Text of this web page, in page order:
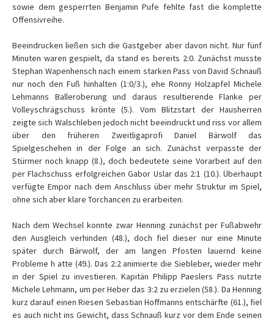
sowie dem gesperrten Benjamin Pufe fehlte fast die komplette
Offensivreihe.
Beeindrucken ließen sich die Gastgeber aber davon nicht. Nur fünf
Minuten waren gespielt, da stand es bereits 2:0. Zunächst musste
Stephan Wapenhensch nach einem starken Pass von David Schnauß
nur noch den Fuß hinhalten (1:0/3.), ehe Ronny Holzapfel Michele
Lehmanns Balleroberung und daraus resultierende Flanke per
Volleyschrägschuss krönte (5.). Vom Blitzstart der Hausherren
zeigte sich Walschleben jedoch nicht beeindruckt und riss vor allem
über den früheren Zweitligaprofi Daniel Bärwolf das
Spielgeschehen in der Folge an sich. Zunächst verpasste der
Stürmer noch knapp (8.), doch bedeutete seine Vorarbeit auf den
per Flachschuss erfolgreichen Gabor Uslar das 2:1 (10.). Überhaupt
verfügte Empor nach dem Anschluss über mehr Struktur im Spiel,
ohne sich aber klare Torchancen zu erarbeiten.
Nach dem Wechsel konnte zwar Henning zunächst per Fußabwehr
den Ausgleich verhinden (48.), doch fiel dieser nur eine Minute
später durch Bärwolf, der am langen Pfosten lauernd keine
Probleme h atte (49.). Das 2:2 animierte die Siebleber, wieder mehr
in der Spiel zu investieren. Kapitän Philipp Paeslers Pass nutzte
Michele Lehmann, um per Heber das 3:2 zu erzielen (58.). Da Henning
kurz darauf einen Riesen Sebastian Hoffmanns entschärfte (61.), fiel
es auch nicht ins Gewicht, dass Schnauß kurz vor dem Ende seinen